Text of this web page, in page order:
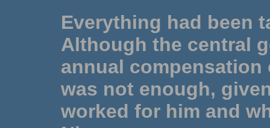
Everything had been
Although the central
annual
was not enough,
worked for him and